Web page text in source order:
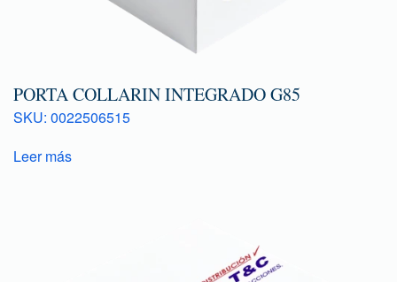
PORTA COLLARIN INTEGRADO G85
SKU: 0022506515
Leer más